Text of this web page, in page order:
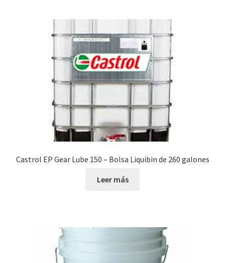
Castrol EP Gear Lube 150 – Bolsa Liquibin de 260 galones
Leer más